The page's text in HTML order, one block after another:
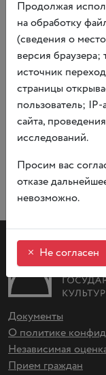
на торжественной
Лучшие маршруты
Журнале.
Подать заявку и
Москвы можно до
Документы
О политике
Независимая
Прием граждан
Продолжая
на обработку
(сведения о
версия браузера;
источник
страницы
пользователь;
сайта,
исследований.
Просим вас
отказе
невозможно.
Не согласен